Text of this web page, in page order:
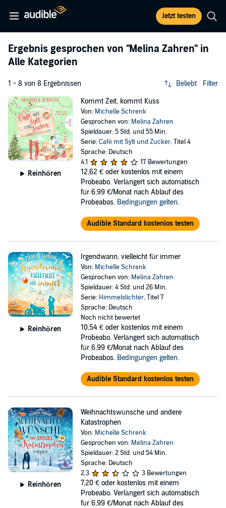
Jetzt testen
Ergebnis gesprochen von "Melina Zahren" in
Alle Kategorien
1 - 8 von 8 Ergebnissen Beliebt Filter
Reinhören
Kommt Zeit, kommt Kuss
Von: Michelle Schrenk
Gesprochen von: Melina Zahren
Spieldauer: 5 Std. und 55 Min.
Serie:Café mit Sylt und Zucker, Titel 4
Sprache: Deutsch
4,1
17 Bewertungen
12,62 € oder kostenlos mit einem
Probeabo. Verlängert sich automatisch
für 6,99 €/Monat nach Ablauf des
Probeabos. Bedingungen gelten.
Audible Standard kostenlos testen
Reinhören
Irgendwann, vielleicht für immer
Von: Michelle Schrenk
Gesprochen von: Melina Zahren
Spieldauer: 4 Std. und 26 Min.
Serie: Himmelslichter, Titel 7
Sprache: Deutsch
Noch nicht bewertet
10,54 € oder kostenlos mit einem
Probeabo. Verlängert sich automatisch
für 6,99 €/Monat nach Ablauf des
Probeabos. Bedingungen gelten.
Audible Standard kostenlos testen
Reinhören
Weihnachtswünsche und andere
Katastrophen
Von: Michelle Schrenk
Gesprochen von: Melina Zahren
Spieldauer: 2 Std. und 54 Min.
Sprache: Deutsch
2,3
3 Bewertungen
7,20 € oder kostenlos mit einem
Probeabo. Verlängert sich automatisch
für 6,99 €/Monat nach Ablauf des